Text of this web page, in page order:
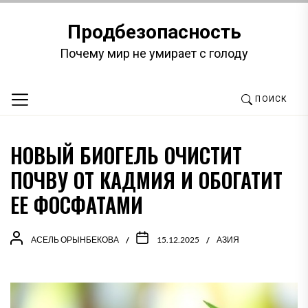
содержимомуПродбезопасность
Почему мир не умирает с голоду
ПОИСК
НОВЫЙ БИОГЕЛЬ ОЧИСТИТ
ПОЧВУ ОТ КАДМИЯ И ОБОГАТИТ
ЕЕ ФОСФАТАМИ
АСЕЛЬ ОРЫНБЕКОВА 15.12.2025 АЗИЯ